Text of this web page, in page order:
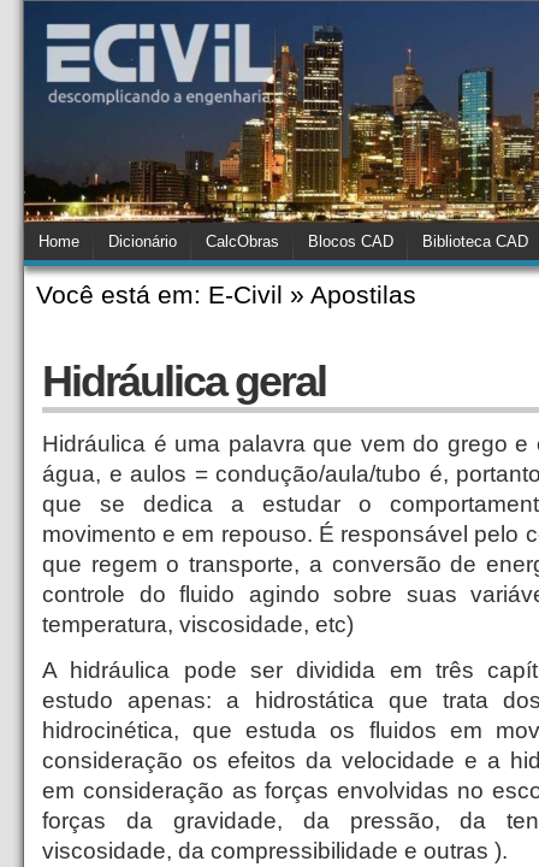
Home Dicionário CalcObras Blocos CAD Biblioteca CAD
Você está em: E-Civil » Apostilas
Hidráulica geral
Hidráulica é uma palavra que vem do grego
água, e aulos = condução/aula/tubo é,
que se dedica a estudar o
movimento e em repouso. É responsável pelo
que regem o transporte, a conversão de
controle do fluido agindo sobre suas
temperatura, viscosidade, etc)
A hidráulica pode ser dividida em três
estudo apenas: a hidrostática que trata
hidrocinética, que estuda os fluidos em
consideração os efeitos da velocidade e a
em consideração as forças envolvidas no
forças da gravidade, da pressão, da
viscosidade, da compressibilidade e outras ).